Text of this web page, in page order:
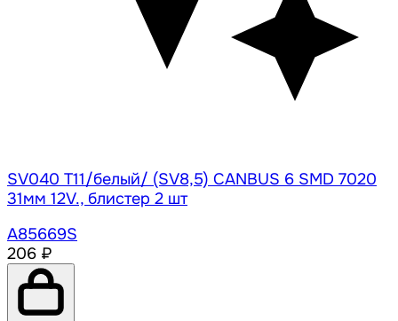
SV040 T11/белый/ (SV8,5) CANBUS 6 SMD 7020
31мм 12V., блистер 2 шт
A85669S
206 ₽